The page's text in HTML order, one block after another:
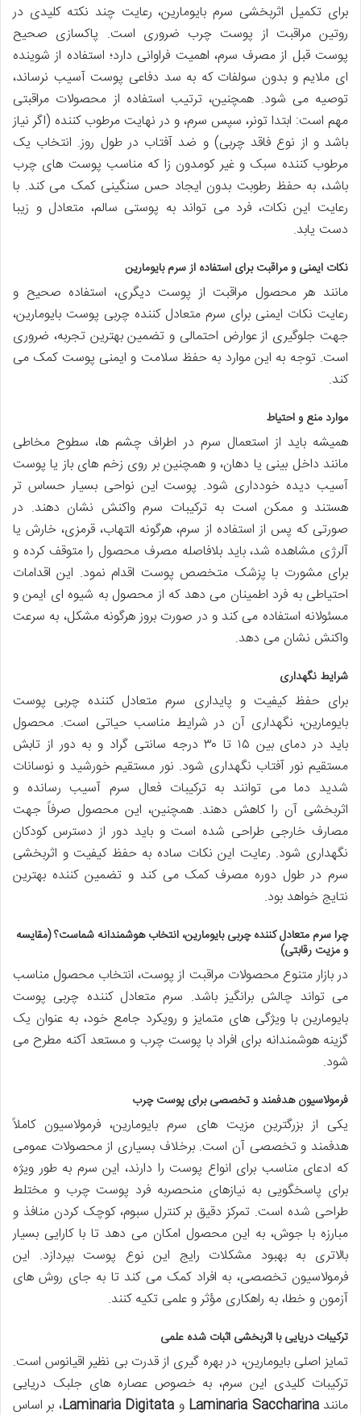
برای تکمیل اثربخشی سرم بایومارین، رعایت چند نکته کلیدی در
روتین مراقبت از پوست چرب ضروری است. پاکسازی صحیح
پوست قبل از مصرف سرم، اهمیت فراوانی دارد؛ استفاده از شوینده
ای ملایم و بدون سولفات که به سد دفاعی پوست آسیب نرساند،
توصیه می شود. همچنین، ترتیب استفاده از محصولات مراقبتی
مهم است: ابتدا تونر، سپس سرم، و در نهایت مرطوب کننده (اگر نیاز
باشد و از نوع فاقد چربی) و ضد آفتاب در طول روز. انتخاب یک
مرطوب کننده سبک و غیر کومدون زا که مناسب پوست های چرب
باشد، به حفظ رطوبت بدون ایجاد حس سنگینی کمک می کند. با
رعایت این نکات، فرد می تواند به پوستی سالم، متعادل و زیبا
دست یابد.
نکات ایمنی و مراقبت برای استفاده از سرم بایومارین
مانند هر محصول مراقبت از پوست دیگری، استفاده صحیح و
رعایت نکات ایمنی برای سرم متعادل کننده چربی پوست بایومارین،
جهت جلوگیری از عوارض احتمالی و تضمین بهترین تجربه، ضروری
است. توجه به این موارد به حفظ سلامت و ایمنی پوست کمک می
کند.
موارد منع و احتیاط
همیشه باید از استعمال سرم در اطراف چشم ها، سطوح مخاطی
مانند داخل بینی یا دهان، و همچنین بر روی زخم های باز یا پوست
آسیب دیده خودداری شود. پوست این نواحی بسیار حساس تر
هستند و ممکن است به ترکیبات سرم واکنش نشان دهند. در
صورتی که پس از استفاده از سرم، هرگونه التهاب، قرمزی، خارش یا
آلرژی مشاهده شد، باید بلافاصله مصرف محصول را متوقف کرده و
برای مشورت با پزشک متخصص پوست اقدام نمود. این اقدامات
احتیاطی به فرد اطمینان می دهد که از محصول به شیوه ای ایمن و
مسئولانه استفاده می کند و در صورت بروز هرگونه مشکل، به سرعت
واکنش نشان می دهد.
شرایط نگهداری
برای حفظ کیفیت و پایداری سرم متعادل کننده چربی پوست
بایومارین، نگهداری آن در شرایط مناسب حیاتی است. محصول
باید در دمای بین ۱۵ تا ۳۰ درجه سانتی گراد و به دور از تابش
مستقیم نور آفتاب نگهداری شود. نور مستقیم خورشید و نوسانات
شدید دما می توانند به ترکیبات فعال سرم آسیب رسانده و
اثربخشی آن را کاهش دهند. همچنین، این محصول صرفاً جهت
مصارف خارجی طراحی شده است و باید دور از دسترس کودکان
نگهداری شود. رعایت این نکات ساده به حفظ کیفیت و اثربخشی
سرم در طول دوره مصرف کمک می کند و تضمین کننده بهترین
نتایج خواهد بود.
چرا سرم متعادل کننده چربی بایومارین، انتخاب هوشمندانه شماست؟ (مقایسه
و مزیت رقابتی)
در بازار متنوع محصولات مراقبت از پوست، انتخاب محصول مناسب
می تواند چالش برانگیز باشد. سرم متعادل کننده چربی پوست
بایومارین با ویژگی های متمایز و رویکرد جامع خود، به عنوان یک
گزینه هوشمندانه برای افراد با پوست چرب و مستعد آکنه مطرح می
شود.
فرمولاسیون هدفمند و تخصصی برای پوست چرب
یکی از بزرگترین مزیت های سرم بایومارین، فرمولاسیون کاملاً
هدفمند و تخصصی آن است. برخلاف بسیاری از محصولات عمومی
که ادعای مناسب برای انواع پوست را دارند، این سرم به طور ویژه
برای پاسخگویی به نیازهای منحصربه فرد پوست چرب و مختلط
طراحی شده است. تمرکز دقیق بر کنترل سبوم، کوچک کردن منافذ و
مبارزه با جوش، به این محصول امکان می دهد تا با کارایی بسیار
بالاتری به بهبود مشکلات رایج این نوع پوست بپردازد. این
فرمولاسیون تخصصی، به افراد کمک می کند تا به جای روش های
آزمون و خطا، به راهکاری مؤثر و علمی تکیه کنند.
ترکیبات دریایی با اثربخشی اثبات شده علمی
تمایز اصلی بایومارین، در بهره گیری از قدرت بی نظیر اقیانوس است.
ترکیبات کلیدی این سرم، به خصوص عصاره های جلبک دریایی
مانندLaminaria Saccharina و Laminaria Digitata، بر اساس